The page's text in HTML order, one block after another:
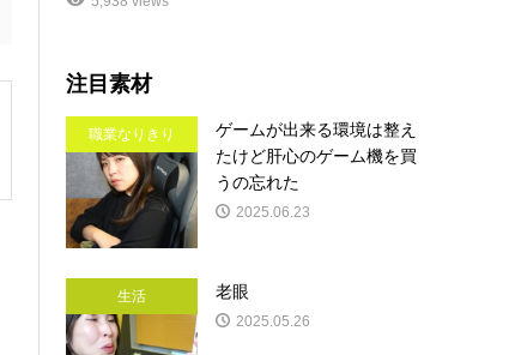
注目素材
職業なりきり
ゲームが出来る環境は整え
たけど肝心のゲーム機を買
うの忘れた
2025.06.23
生活 老眼
2025.05.26